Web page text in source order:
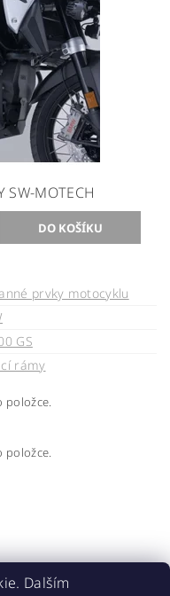
SW-MOTECH
prvky motocyklu
GS
rámy
položce.
položce.
Dalším